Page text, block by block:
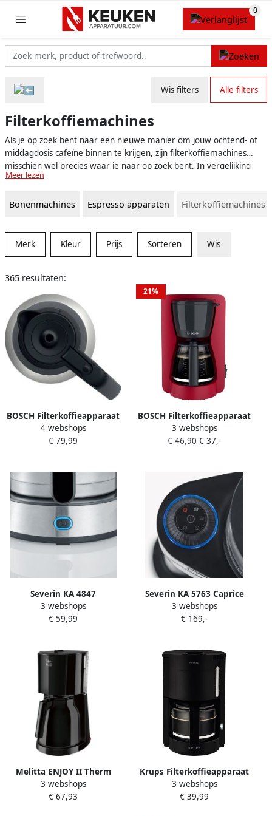
Wis filters Alle filters
Filterkoffiemachines
Als je op zoek bent naar een nieuwe manier om jouw ochtend- of
middagdosis cafeïne binnen te krijgen, zijn filterkoffiemachines
misschien wel precies waar je naar op zoek bent. In vergelijking
met espressomachines en koffiepadmachines, produceren
veel verschillende soorten machines op de markt, dus het kan lastig
Meer lezen
Bonenmachines Espresso apparaten Filterkoffiemachines
Merk Kleur Prijs Sorteren Wis
365 resultaten:
BOSCH Filterkoffieapparaat
MyMoment TKA6M273 1 l
voor 8-12 kopjes intensief
thermoskan 1200 w
4 webshops
€ 79,99
21%
BOSCH Filterkoffieapparaat
MyMoment TKA2M114 1 25
l voor 10-15 kopjes glazen
3 webshops
€ 46,90 € 37,-
Severin KA 4847
Koffiezetapparaat –
Thermoskan RVS – 8 Kopjes
3 webshops
€ 59,99
Severin KA 5763 Caprice
Filterkoffiezetapparaat –
Pour Over Smaak –
Timer – ECBC
3 webshops
€ 169,-
Melitta ENJOY II Therm
Koffiemachine |
Filterkoffiezetapparaten |
3 webshops
€ 67,93
Krups Filterkoffieapparaat
F30908 Pro Aroma met
glazen kan 1 25l
3 webshops
€ 39,99